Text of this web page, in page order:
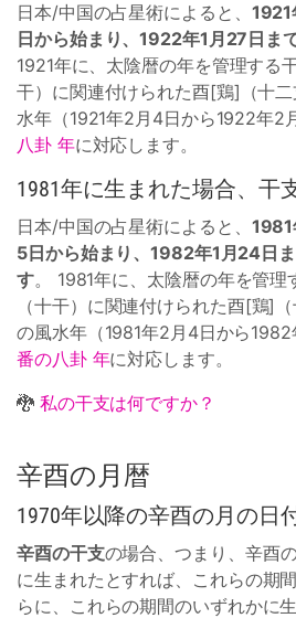
日本/中国の占星術によると、
日から始まり、1922年1月27日ま
1921年に、太陰暦の年を管理する
干）に関連付けられた酉[鶏]（十
水年（1921年2月4日から1922年2
八卦 年に対応します。
1981年に生まれた場合、干
日本/中国の占星術によると、 1981
5日から始まり、1982年1月24日
す。 1981年に、太陰暦の年を管理
（十干）に関連付けられた酉[鶏]
の風水年（1981年2月4日から1982
番の八卦 年に対応します。
🐉 私の干支は何ですか？
辛酉の月暦
1970年以降の辛酉の月の日
辛酉の干支の場合、つまり、辛酉
に生まれたとすれば、これらの期
らに、これらの期間のいずれかに